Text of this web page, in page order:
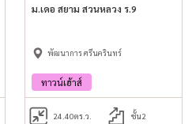
ม.เดอ สยาม สวนหลวง ร.9
พัฒนาการ ศรีนครินทร์
ทาวน์เฮ้าส์
24.40ตร.ว. ชั้น2